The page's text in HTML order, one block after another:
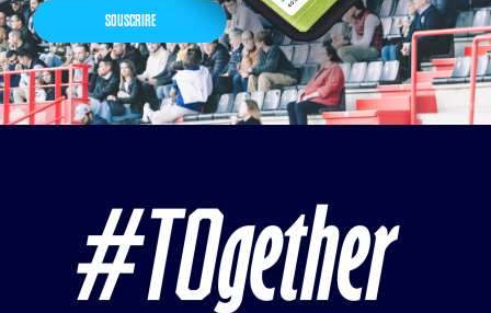
SOUSCRIRE